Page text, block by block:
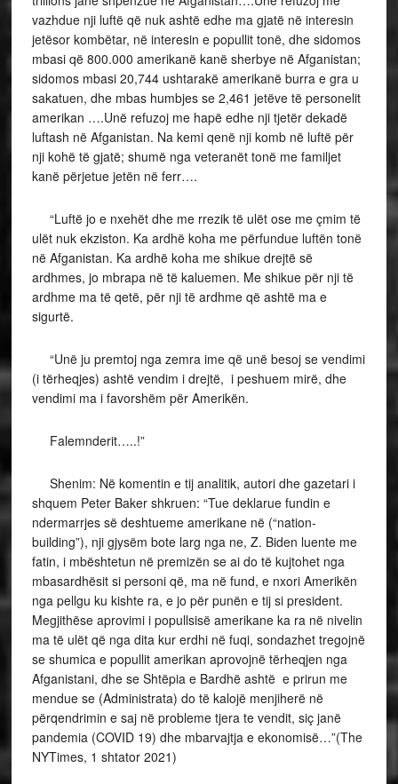
vazhdue nji luftë që nuk ashtë edhe ma gjatë në interesin
jetësor kombëtar, në interesin e popullit tonë, dhe sidomos
mbasi që 800.000 amerikanë kanë sherbye në Afganistan;
sidomos mbasi 20,744 ushtarakë amerikanë burra e gra u
sakatuen, dhe mbas humbjes se 2,461 jetëve të personelit
amerikan ….Unë refuzoj me hapë edhe nji tjetër dekadë
luftash në Afganistan. Na kemi qenë nji komb në luftë për
nji kohë të gjatë; shumë nga veteranët tonë me familjet
kanë përjetue jetën në ferr….
“Luftë jo e nxehët dhe me rrezik të ulët ose me çmim të
ulët nuk ekziston. Ka ardhë koha me përfundue luftën tonë
në Afganistan. Ka ardhë koha me shikue drejtë së
ardhmes, jo mbrapa në të kaluemen. Me shikue për nji të
ardhme ma të qetë, për nji të ardhme që ashtë ma e
sigurtë.
“Unë ju premtoj nga zemra ime që unë besoj se vendimi
(i tërheqjes) ashtë vendim i drejtë, i peshuem mirë, dhe
vendimi ma i favorshëm për Amerikën.
Falemnderit…..!”
Shenim: Në komentin e tij analitik, autori dhe gazetari i
shquem Peter Baker shkruen: “Tue deklarue fundin e
ndermarrjes së deshtueme amerikane në (“nation-
building”), nji gjysëm bote larg nga ne, Z. Biden luente me
fatin, i mbështetun në premizën se ai do të kujtohet nga
mbasardhësit si personi që, ma në fund, e nxori Amerikën
nga pellgu ku kishte ra, e jo për punën e tij si president.
Megjithëse aprovimi i popullsisë amerikane ka ra në nivelin
ma të ulët që nga dita kur erdhi në fuqi, sondazhet tregojnë
se shumica e popullit amerikan aprovojnë tërheqjen nga
Afganistani, dhe se Shtëpia e Bardhë ashtë e prirun me
mendue se (Administrata) do të kalojë menjiherë në
përqendrimin e saj në probleme tjera te vendit, siç janë
pandemia (COVID 19) dhe mbarvajtja e ekonomisë…”(The
NYTimes, 1 shtator 2021)